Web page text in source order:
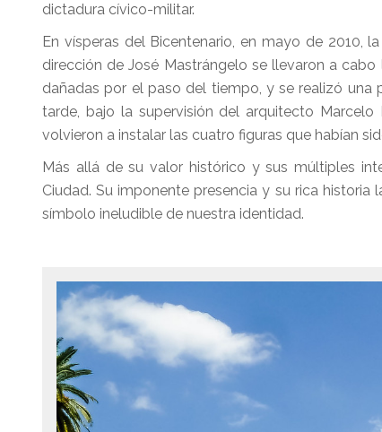
dictadura cívico-militar.
En vísperas del Bicentenario, en mayo de 2010,
dirección de José Mastrángelo se llevaron a
dañadas por el paso del tiempo, y se realizó una
tarde, bajo la supervisión del arquitecto
volvieron a instalar las cuatro figuras que habían
Más allá de su valor histórico y sus múltiples
Ciudad. Su imponente presencia y su rica
símbolo ineludible de nuestra identidad.